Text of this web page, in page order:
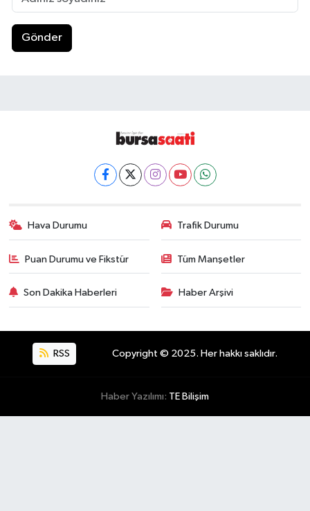
Gönder
Hava Durumu Trafik Durumu
Puan Durumu ve Fikstür Tüm Manşetler
Son Dakika Haberleri Haber Arşivi
RSS Copyright © 2025. Her hakkı saklıdır.
Haber Yazılımı: TE Bilişim